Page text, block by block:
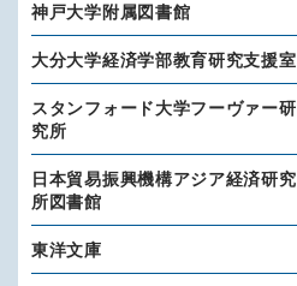
神戸大学附属図書館
大分大学経済学部教育研究支援室
スタンフォード大学フーヴァー研
究所
日本貿易振興機構アジア経済研究
所図書館
東洋文庫